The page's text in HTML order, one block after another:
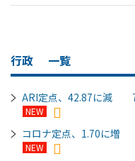
行政 一覧
ARI定点、42.87に減
NEW
コロナ定点、1.70に増
NEW